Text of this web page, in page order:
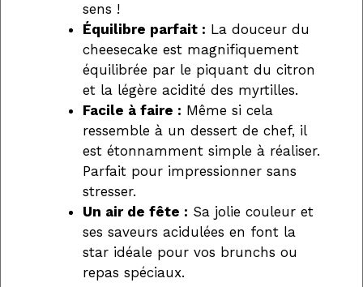
sens !
Équilibre parfait : La douceur du
cheesecake est magnifiquement
équilibrée par le piquant du citron
et la légère acidité des myrtilles.
Facile à faire : Même si cela
ressemble à un dessert de chef, il
est étonnamment simple à réaliser.
Parfait pour impressionner sans
stresser.
Un air de fête : Sa jolie couleur et
ses saveurs acidulées en font la
star idéale pour vos brunchs ou
repas spéciaux.